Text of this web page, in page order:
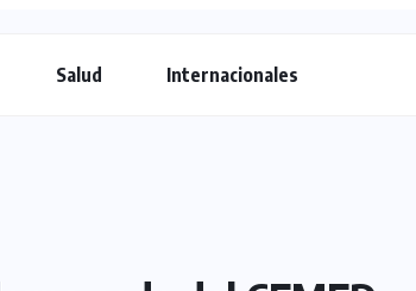
Salud Internacionales